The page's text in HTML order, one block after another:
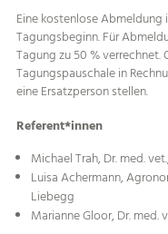
Eine kostenlose
Tagungsbeginn. Für
Tagung zu 50 %
Tagungspauschale in
eine Ersatzperson stellen.
Referent*innen
Michael Trah, Dr. med.
Luisa Achermann,
Liebegg
Marianne Gloor, Dr. med.